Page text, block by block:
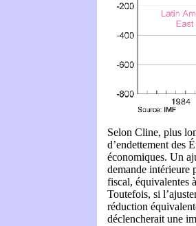
Selon Cline, plus
d’endettement des
économiques. Un
demande intérieure
fiscal, équivalentes
Toutefois, si
réduction
déclencherait une